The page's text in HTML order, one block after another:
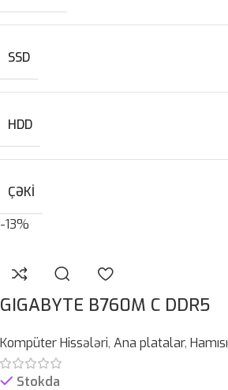
SSD
HDD
ÇƏKI
-13%
GIGABYTE B760M C DDR5
Kompüter Hissələri, Ana platalar, Hamısı
Stokda